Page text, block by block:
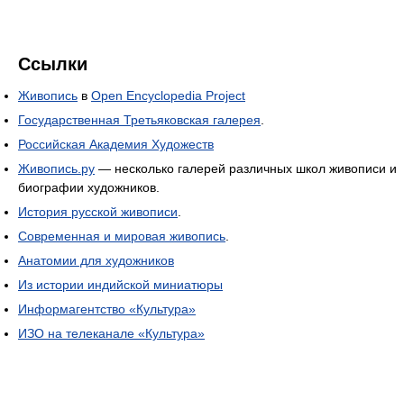
Ссылки
Живопись в Open Encyclopedia Project
Государственная Третьяковская галерея
Российская Академия Художеств
Живопись.ру — несколько галерей различных школ живописи и
биографии художников.
История русской живописи
Современная и мировая живопись
Анатомии для художников
Из истории индийской миниатюры
Информагентство «Культура»
ИЗО на телеканале «Культура»